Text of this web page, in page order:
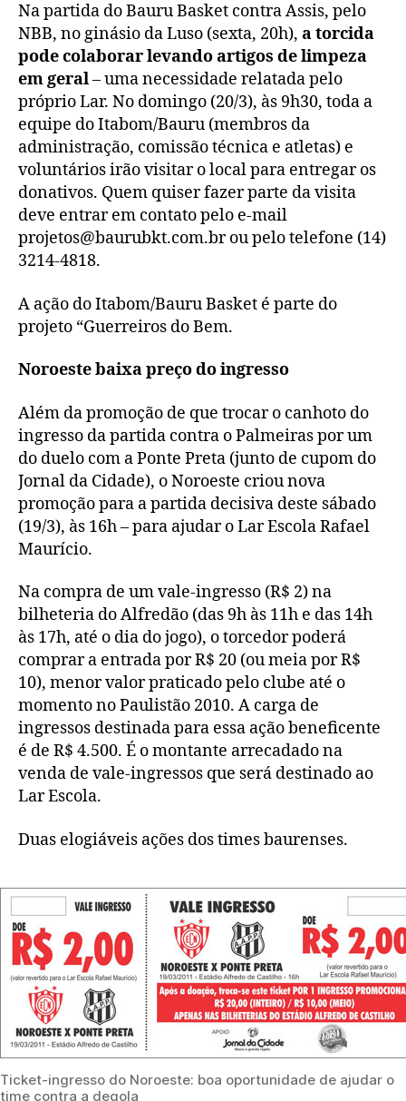
Na partida do Bauru Basket contra Assis, pelo
NBB, no ginásio da Luso (sexta, 20h), a torcida
pode colaborar levando artigos de limpeza
em geral– uma necessidade relatada pelo
próprio Lar. No domingo (20/3), às 9h30, toda a
equipe do Itabom/Bauru (membros da
administração, comissão técnica e atletas) e
voluntários irão visitar o local para entregar os
donativos. Quem quiser fazer parte da visita
deve entrar em contato pelo e-mail
projetos@baurubkt.com.br ou pelo telefone (14)
3214-4818.
A ação do Itabom/Bauru Basket é parte do
projeto “Guerreiros do Bem.
Noroeste baixa preço do ingresso
Além da promoção de que trocar o canhoto do
ingresso da partida contra o Palmeiras por um
do duelo com a Ponte Preta (junto de cupom do
Jornal da Cidade), o Noroeste criou nova
promoção para a partida decisiva deste sábado
(19/3), às 16h – para ajudar o Lar Escola Rafael
Maurício.
Na compra de um vale-ingresso (R$ 2) na
bilheteria do Alfredão (das 9h às 11h e das 14h
às 17h, até o dia do jogo), o torcedor poderá
comprar a entrada por R$ 20 (ou meia por R$
10), menor valor praticado pelo clube até o
momento no Paulistão 2010. A carga de
ingressos destinada para essa ação beneficente
é de R$ 4.500. É o montante arrecadado na
venda de vale-ingressos que será destinado ao
Lar Escola.
Duas elogiáveis ações dos times baurenses.
Ticket-ingresso do Noroeste: boa oportunidade de ajudar o
time contra a degola